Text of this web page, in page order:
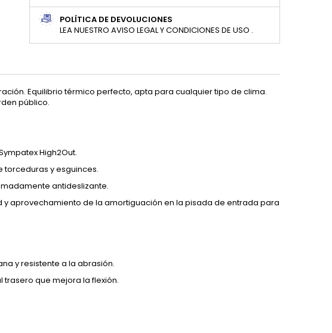
POLÍTICA DE DEVOLUCIONES
LEA NUESTRO AVISO LEGAL Y CONDICIONES DE USO .
Equilibrio térmico perfecto, apta para cualquier tipo de clima.
público.
High2Out.
y esguinces.
antideslizante.
y aprovechamiento de la amortiguación en la pisada de entrada para
y resistente a la abrasión.
que mejora la flexión.